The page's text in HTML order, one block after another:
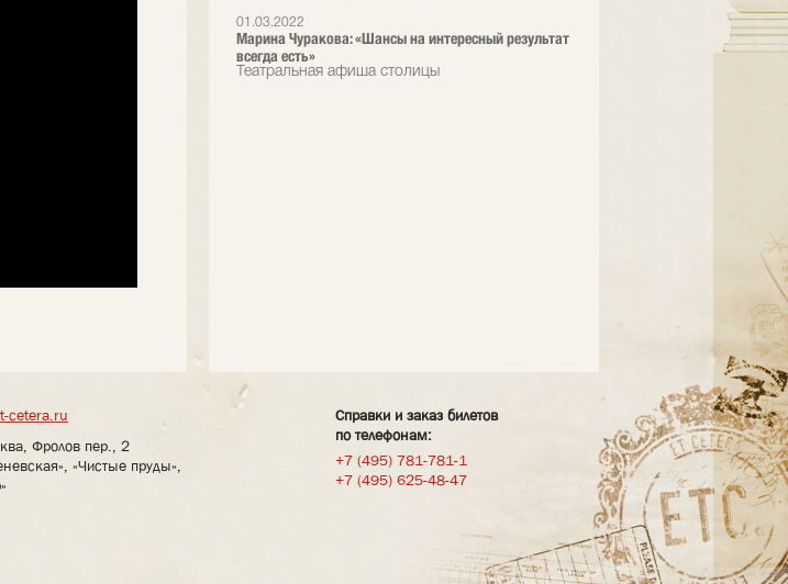
01.03.2022
Марина Чуракова: «Шансы на интересный результат
всегда есть»
Театральная афиша столицы
cetera.ru
Фролов пер., 2
«Чистые пруды»,
Справки и заказ билетов
по телефонам:
+7 (495) 781-781-1
+7 (495) 625-48-47